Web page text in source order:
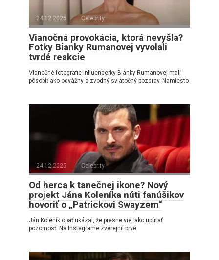
24.12.2025 Celebrity
Vianočná provokácia, ktorá nevyšla?
Fotky Bianky Rumanovej vyvolali
tvrdé reakcie
Vianočné fotografie influencerky Bianky Rumanovej mali
pôsobiť ako odvážny a zvodný sviatočný pozdrav. Namiesto
24.12.2025 Celebrity
Od herca k tanečnej ikone? Nový
projekt Jána Koleníka núti fanúšikov
hovoriť o „Patrickovi Swayzem“
Ján Koleník opäť ukázal, že presne vie, ako upútať
pozornosť. Na Instagrame zverejnil prvé